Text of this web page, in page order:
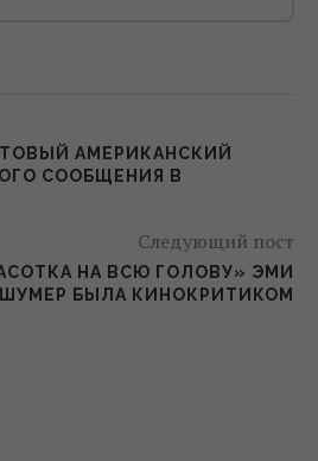
АМЕРИКАНСКИЙ
СООБЩЕНИЯ В
Следующий пост
НА ВСЮ ГОЛОВУ» ЭМИ
ШУМЕР БЫЛА КИНОКРИТИКОМ